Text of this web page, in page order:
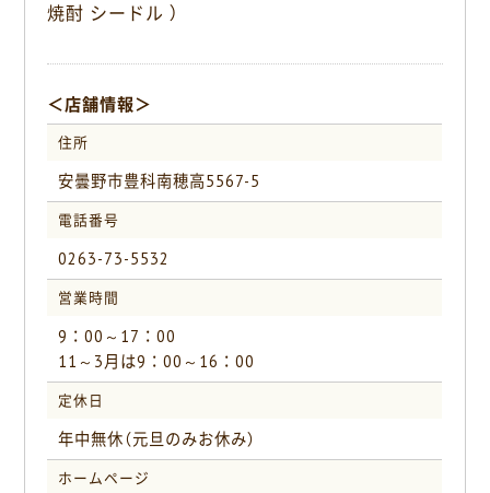
焼酎 シードル ）
＜店舗情報＞
住所
安曇野市豊科南穂高5567-5
電話番号
0263-73-5532
営業時間
9：00～17：00
11～3月は9：00～16：00
定休日
年中無休（元旦のみお休み）
ホームページ